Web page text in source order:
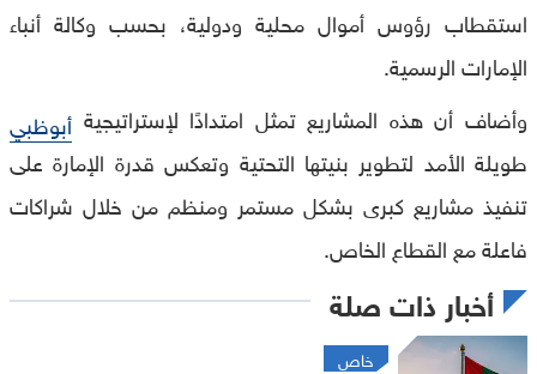
استقطاب رؤوس أموال محلية ودولية، بحسب وكالة أنباء
الإمارات الرسمية.
وأضاف أن هذه المشاريع تمثل امتدادًا لإستراتيجية أبوظبي
طويلة الأمد لتطوير بنيتها التحتية وتعكس قدرة الإمارة على
تنفيذ مشاريع كبرى بشكل مستمر ومنظم من خلال شراكات
فاعلة مع القطاع الخاص.
أخبار ذات صلة
خاص